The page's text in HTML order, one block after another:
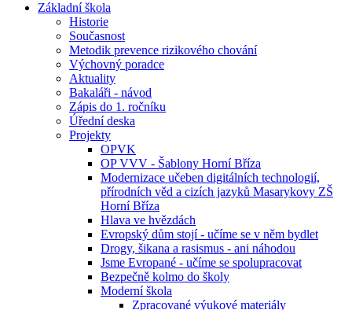
Základní škola
Historie
Současnost
Metodik prevence rizikového chování
Výchovný poradce
Aktuality
Bakaláři - návod
Zápis do 1. ročníku
Úřední deska
Projekty
OPVK
OP VVV - Šablony Horní Bříza
Modernizace učeben digitálních technologií,
přírodních věd a cizích jazyků Masarykovy ZŠ
Horní Bříza
Hlava ve hvězdách
Evropský dům stojí - učíme se v něm bydlet
Drogy, šikana a rasismus - ani náhodou
Jsme Evropané - učíme se spolupracovat
Bezpečně kolmo do školy
Moderní škola
Zpracované výukové materiály